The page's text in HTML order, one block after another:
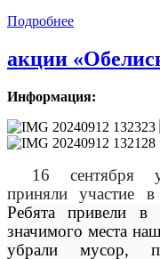
Подробнее
акции
Информация:
16 сентября
приняли участие
Ребята привели в
значимого места
убрали мусор,